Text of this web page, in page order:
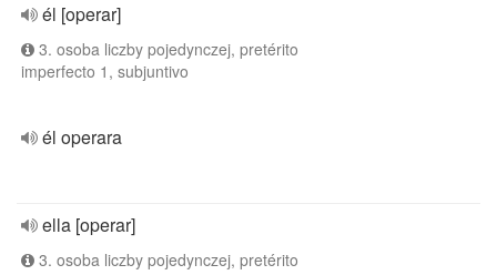
él [operar]
3. osoba liczby pojedynczej, pretérito
imperfecto 1, subjuntivo
él operara
ella [operar]
3. osoba liczby pojedynczej, pretérito